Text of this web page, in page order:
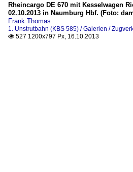
Rheincargo DE 670 mit Kesselwagen
02.10.2013 in Naumburg Hbf. (Foto:
Frank Thomas
1. Unstrutbahn (KBS 585) / Galerien /
 527 1200x797 Px, 16.10.2013